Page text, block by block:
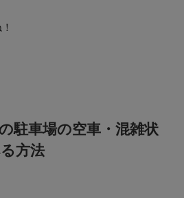
駐車場の空車・混雑状
方法